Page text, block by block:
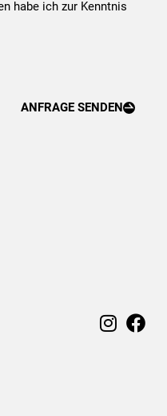
habe ich zur Kenntnis
ANFRAGE SENDEN
I
F